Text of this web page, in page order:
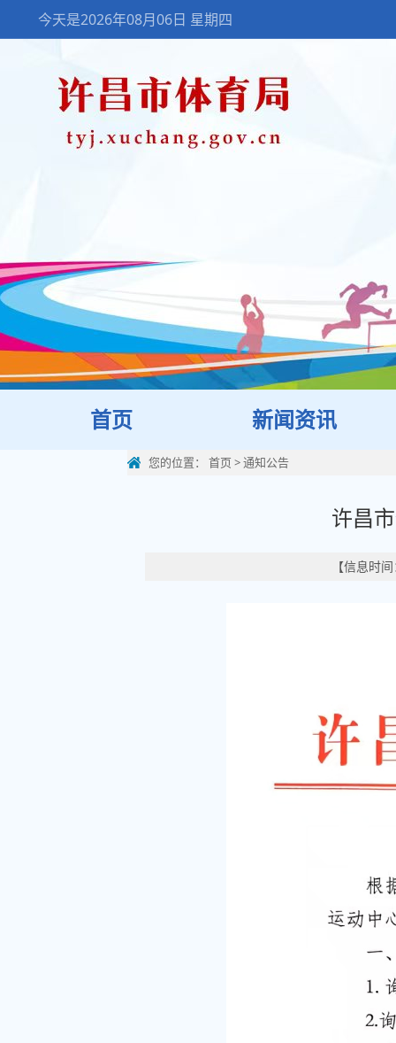
今天是2026年08月06日 星期四
首页 新闻资讯
您的位置： 首页 >通知公告
许昌
【信息时